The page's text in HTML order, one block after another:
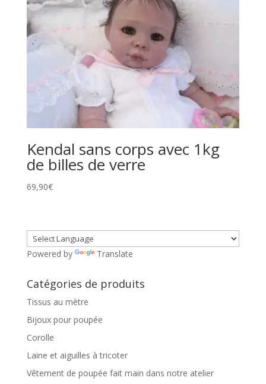
Kendal sans corps avec 1kg
de billes de verre
69,90€
Powered by Translate
Catégories de produits
Tissus au mètre
Bijoux pour poupée
Corolle
Laine et aiguilles à tricoter
Vêtement de poupée fait main dans notre atelier